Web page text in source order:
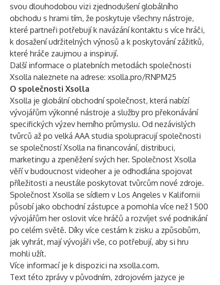
svou dlouhodobou vizi zjednodušení globálního
obchodu s hrami tím, že poskytuje všechny nástroje,
které partneři potřebují k navázání kontaktu s více hráči,
k dosažení udržitelných výnosů a k poskytování zážitků,
které hráče zaujmou a inspirují.
Další informace o platebních metodách společnosti
Xsolla naleznete na adrese: xsolla.pro/RNPM25
O společnosti Xsolla
Xsolla je globální obchodní společnost, která nabízí
vývojářům výkonné nástroje a služby pro překonávání
specifických výzev herního průmyslu. Od nezávislých
tvůrců až po velká AAA studia spolupracují společnosti
se společností Xsolla na financování, distribuci,
marketingu a zpeněžení svých her. Společnost Xsolla
věří v budoucnost videoher a je odhodlána spojovat
příležitosti a neustále poskytovat tvůrcům nové zdroje.
Společnost Xsolla se sídlem v Los Angeles v Kalifornii
působí jako obchodní zástupce a pomohla více než 1 500
vývojářům her oslovit více hráčů a rozvíjet své podnikání
po celém světě. Díky více cestám k zisku a způsobům,
jak vyhrát, mají vývojáři vše, co potřebují, aby si hru
mohli užít.
Více informací je k dispozici na xsolla.com.
Text této zprávy v původním, zdrojovém jazyce je